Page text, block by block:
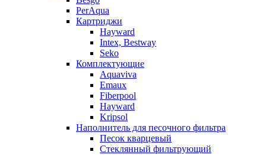
PerAqua
Картриджи
Hayward
Intex, Bestway
Seko
Комплектующие
Aquaviva
Emaux
Fiberpool
Hayward
Kripsol
Наполнитель для песочного фильтра
Песок кварцевый
Стеклянный фильтрующий